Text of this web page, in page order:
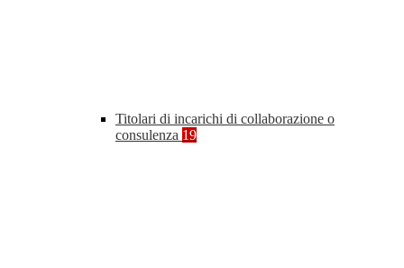
Titolari di incarichi di collaborazione o
consulenza 19